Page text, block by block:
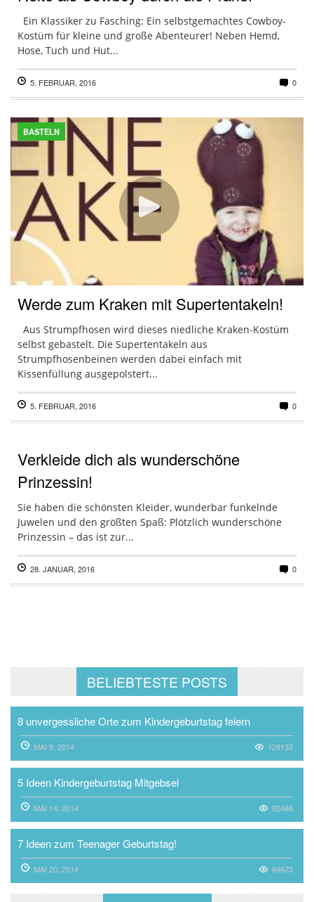
Ein Klassiker zu Fasching: Ein selbstgemachtes Cowboy-
Kostüm für kleine und große Abenteurer! Neben Hemd,
Hose, Tuch und Hut...
5. FEBRUAR, 2016 0
BASTELN
Werde zum Kraken mit Supertentakeln!
Aus Strumpfhosen wird dieses niedliche Kraken-Kostüm
selbst gebastelt. Die Supertentakeln aus
Strumpfhosenbeinen werden dabei einfach mit
Kissenfüllung ausgepolstert...
5. FEBRUAR, 2016 0
Verkleide dich als wunderschöne
Prinzessin!
Sie haben die schönsten Kleider, wunderbar funkelnde
Juwelen und den größten Spaß: Plötzlich wunderschöne
Prinzessin – das ist zur...
28. JANUAR, 2016 0
BELIEBTESTE POSTS
8 unvergessliche Orte zum Kindergeburtstag feiern
MAI 9, 2014 129133
5 Ideen Kindergeburtstag Mitgebsel
MAI 14, 2014 92468
7 Ideen zum Teenager Geburtstag!
MAI 20, 2014 84673